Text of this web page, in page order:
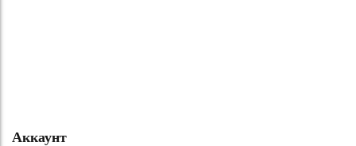
Аккаунт